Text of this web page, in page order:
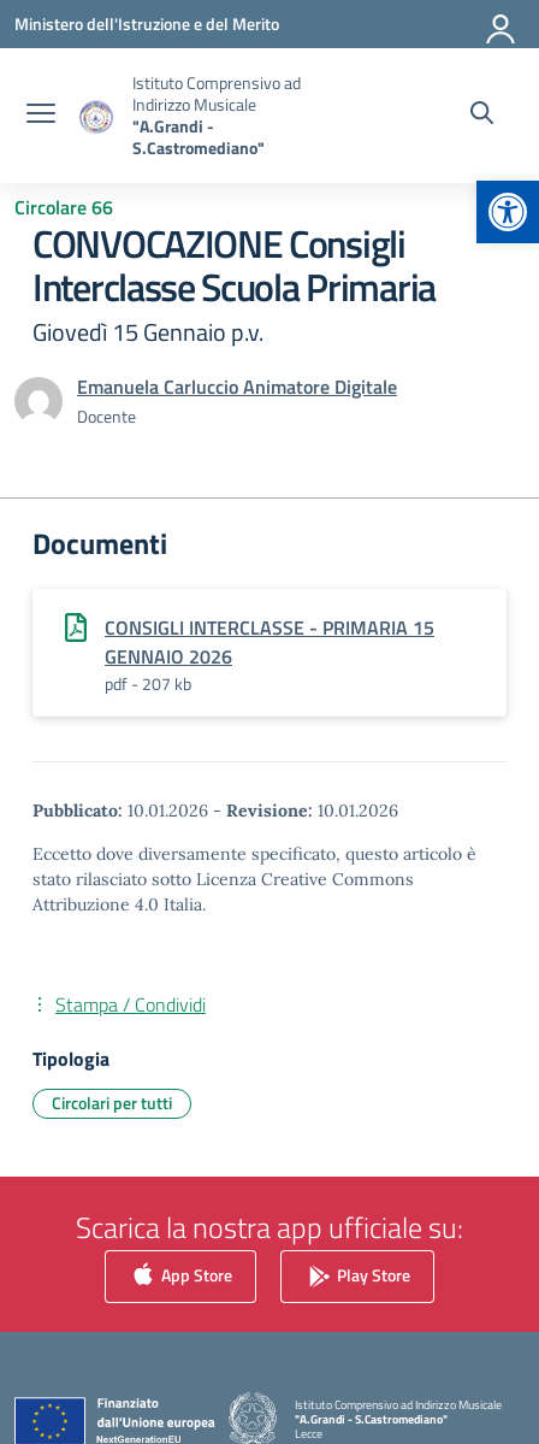
Vai ai contenuti
Vai al menu di navigazione
Vai al footer
Ministero dell'Istruzione e del Merito
Istituto Comprensivo ad
Indirizzo Musicale
"A.Grandi -
S.Castromediano"
Circolare 66
CONVOCAZIONE Consigli
Interclasse Scuola Primaria
Giovedì 15 Gennaio p.v.
Emanuela Carluccio Animatore Digitale
Docente
Documenti
CONSIGLI INTERCLASSE - PRIMARIA 15
GENNAIO 2026
pdf - 207 kb
Pubblicato: 10.01.2026 - Revisione: 10.01.2026
Eccetto dove diversamente specificato, questo articolo è
stato rilasciato sotto Licenza Creative Commons
Attribuzione 4.0 Italia.
Stampa / Condividi
Tipologia
Circolari per tutti
Scarica la nostra app ufficiale su:
App Store Play Store
Istituto Comprensivo ad Indirizzo Musicale
"A.Grandi - S.Castromediano"
Lecce